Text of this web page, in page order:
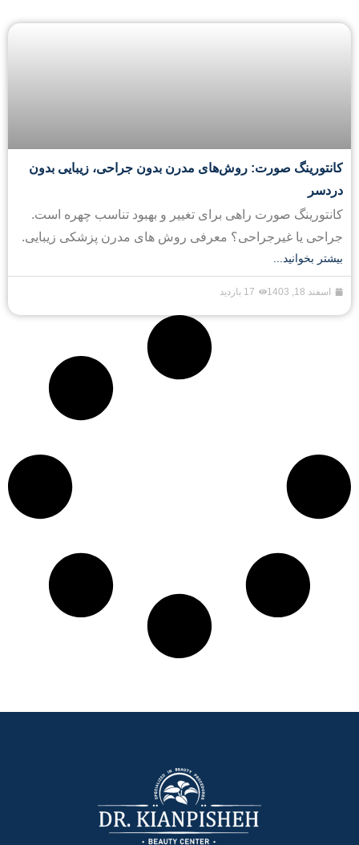
کانتورینگ صورت: روش‌های مدرن بدون جراحی، زیبایی بدون
دردسر
کانتورینگ صورت راهی برای تغییر و بهبود تناسب چهره است.
جراحی یا غیرجراحی؟ معرفی روش های مدرن پزشکی زیبایی.
بیشتر بخوانید...
اسفند 18, 1403 17 بازدید